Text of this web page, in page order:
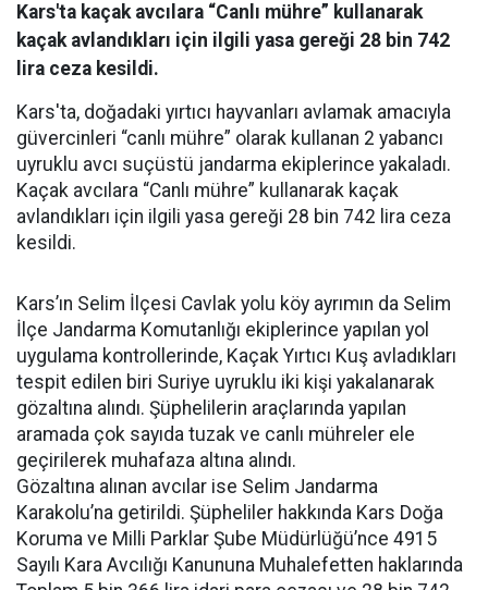
Kars'ta kaçak avcılara “Canlı mühre” kullanarak
kaçak avlandıkları için ilgili yasa gereği 28 bin 742
lira ceza kesildi.
Kars'ta, doğadaki yırtıcı hayvanları avlamak amacıyla
güvercinleri “canlı mühre” olarak kullanan 2 yabancı
uyruklu avcı suçüstü jandarma ekiplerince yakaladı.
Kaçak avcılara “Canlı mühre” kullanarak kaçak
avlandıkları için ilgili yasa gereği 28 bin 742 lira ceza
kesildi.
Kars’ın Selim İlçesi Cavlak yolu köy ayrımın da Selim
İlçe Jandarma Komutanlığı ekiplerince yapılan yol
uygulama kontrollerinde, Kaçak Yırtıcı Kuş avladıkları
tespit edilen biri Suriye uyruklu iki kişi yakalanarak
gözaltına alındı. Şüphelilerin araçlarında yapılan
aramada çok sayıda tuzak ve canlı mühreler ele
geçirilerek muhafaza altına alındı.
Gözaltına alınan avcılar ise Selim Jandarma
Karakolu’na getirildi. Şüpheliler hakkında Kars Doğa
Koruma ve Milli Parklar Şube Müdürlüğü’nce 4915
Sayılı Kara Avcılığı Kanununa Muhalefetten haklarında